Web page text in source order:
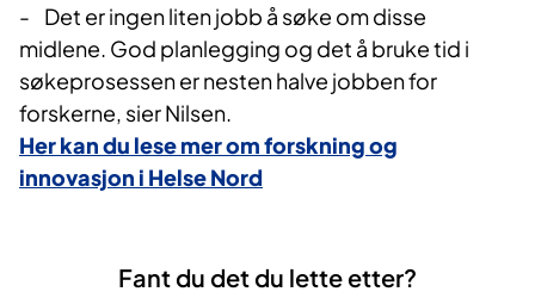
- Det er ingen liten jobb å søke om disse
midlene. God planlegging og det å bruke tid i
søkeprosessen er nesten halve jobben for
forskerne, sier Nilsen.
Her kan du lese mer om forskning og
innovasjon i Helse Nord
Fant du det du lette etter?